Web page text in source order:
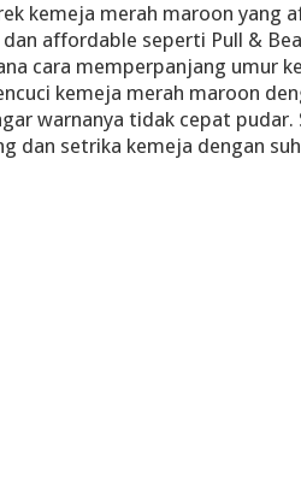
kemeja merah maroon yang
affordable seperti Pull &
cara memperpanjang umur
kemeja merah maroon
warnanya tidak cepat
dan setrika kemeja dengan